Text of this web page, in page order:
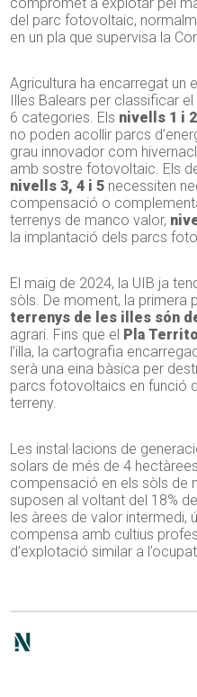
compromet a explotar pel
del parc fotovoltaic,
en un pla que supervisa la
Agricultura ha encarregat un
Illes Balears per classificar
6 categories. Els nivells 1 i 2
no poden acollir parcs
grau innovador com
amb sostre fotovoltaic. Els
nivells 3, 4 i 5 necessiten
compensació o
terrenys de manco valor,
la implantació dels parcs
El maig de 2024, la UIB ja
sòls. De moment, la primera
terrenys de les illes són
agrari. Fins que el Pla
l’illa, la cartografia
serà una eina bàsica per
parcs fotovoltaics en funció
terreny.
Les instal·lacions de
solars de més de 4
compensació en els sòls de
suposen al voltant del 18%
les àrees de valor intermedi,
compensa amb cultius
d’explotació similar a